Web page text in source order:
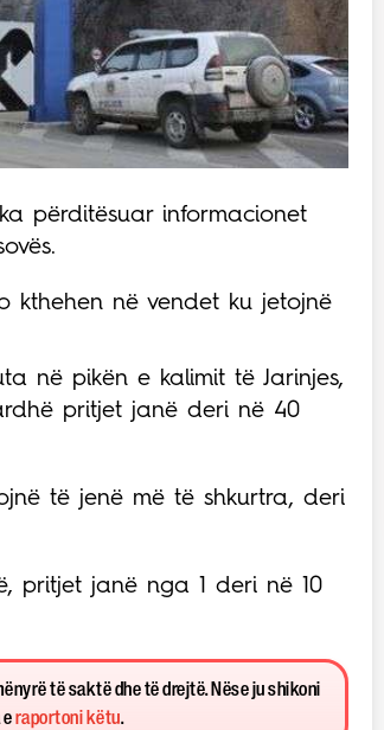
përditësuar informacionet
kthehen në vendet ku jetojnë
në pikën e kalimit të Jarinjes,
pritjet janë deri në 40
të jenë më të shkurtra, deri
pritjet janë nga 1 deri në 10
të saktë dhe të drejtë. Nëse ju shikoni
e raportoni këtu.